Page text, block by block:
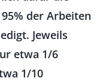
der Arbeiten
Jeweils
etwa 1/6
1/10